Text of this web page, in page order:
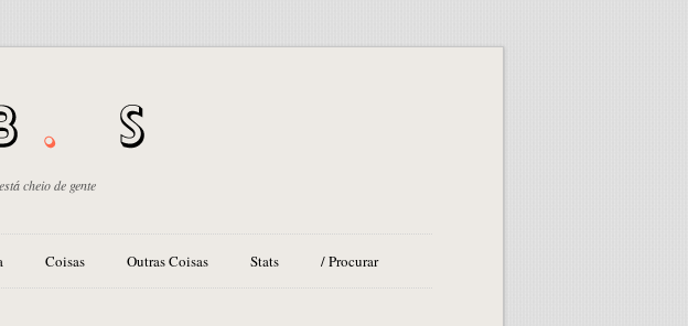
cheio de gente
Coisas Outras Coisas Stats / Procurar